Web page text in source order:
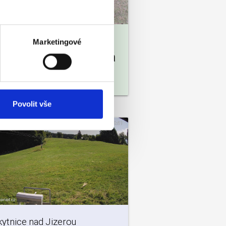
Marketingové
Povolit vše
- bežkařská
nad Jizerou